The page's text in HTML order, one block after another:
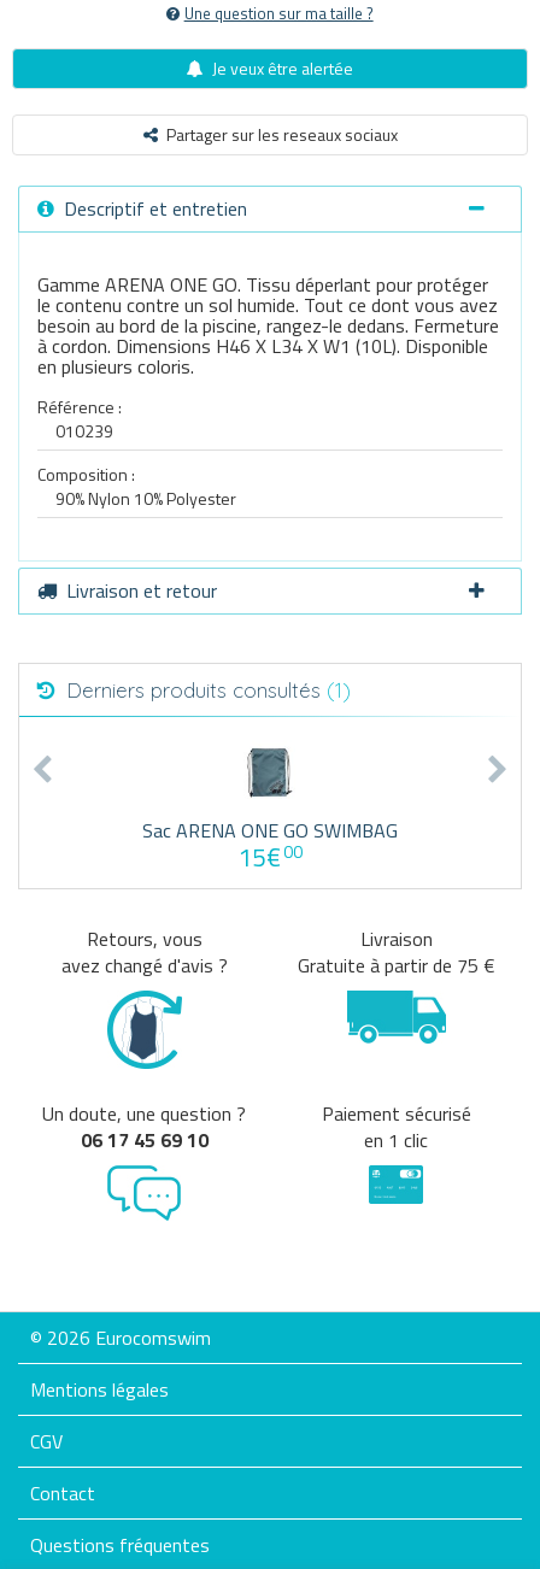
Une question sur ma taille ?
Je veux être alertée
Partager sur les reseaux sociaux
Descriptif et entretien
Gamme ARENA ONE GO. Tissu déperlant pour protéger
le contenu contre un sol humide. Tout ce dont vous avez
besoin au bord de la piscine, rangez-le dedans. Fermeture
à cordon. Dimensions H46 X L34 X W1 (10L). Disponible
en plusieurs coloris.
Référence :
010239
Composition :
90% Nylon 10% Polyester
Livraison et retour
Derniers produits consultés (1)
Sac ARENA ONE GO SWIMBAG
15€00
Retours, vous
avez changé d'avis ?
Livraison
Gratuite à partir de 75 €
Un doute, une question ?
06 17 45 69 10
Paiement sécurisé
en 1 clic
© 2026 Eurocomswim
Mentions légales
CGV
Contact
Questions fréquentes